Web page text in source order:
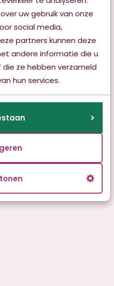
uw gebruik van onze
social media,
partners kunnen deze
andere informatie die u
ze hebben verzameld
hun services.